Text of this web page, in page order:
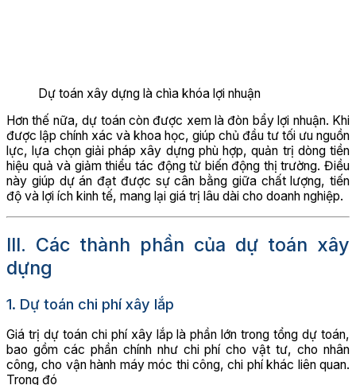
Dự toán xây dựng là chìa khóa lợi nhuận
Hơn thế nữa, dự toán còn được xem là đòn bẩy lợi nhuận. Khi
được lập chính xác và khoa học, giúp chủ đầu tư tối ưu nguồn
lực, lựa chọn giải pháp xây dựng phù hợp, quản trị dòng tiền
hiệu quả và giảm thiểu tác động từ biến động thị trường. Điều
này giúp dự án đạt được sự cân bằng giữa chất lượng, tiến
độ và lợi ích kinh tế, mang lại giá trị lâu dài cho doanh nghiệp.
III. Các thành phần của dự toán xây
dựng
1. Dự toán chi phí xây lắp
Giá trị dự toán chi phí xây lắp là phần lớn trong tổng dự toán,
bao gồm các phần chính như chi phí cho vật tư, cho nhân
công, cho vận hành máy móc thi công, chi phí khác liên quan.
Trong đó